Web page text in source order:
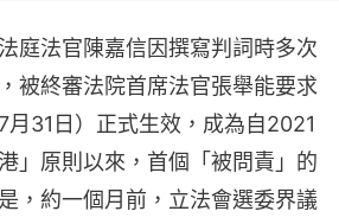
庭法官陳嘉信因撰寫判詞時多次
被終審法院首席法官張舉能要求
月31日）正式生效，成為自2021
」原則以來，首個「被問責」的
，約一個月前，立法會選委界議